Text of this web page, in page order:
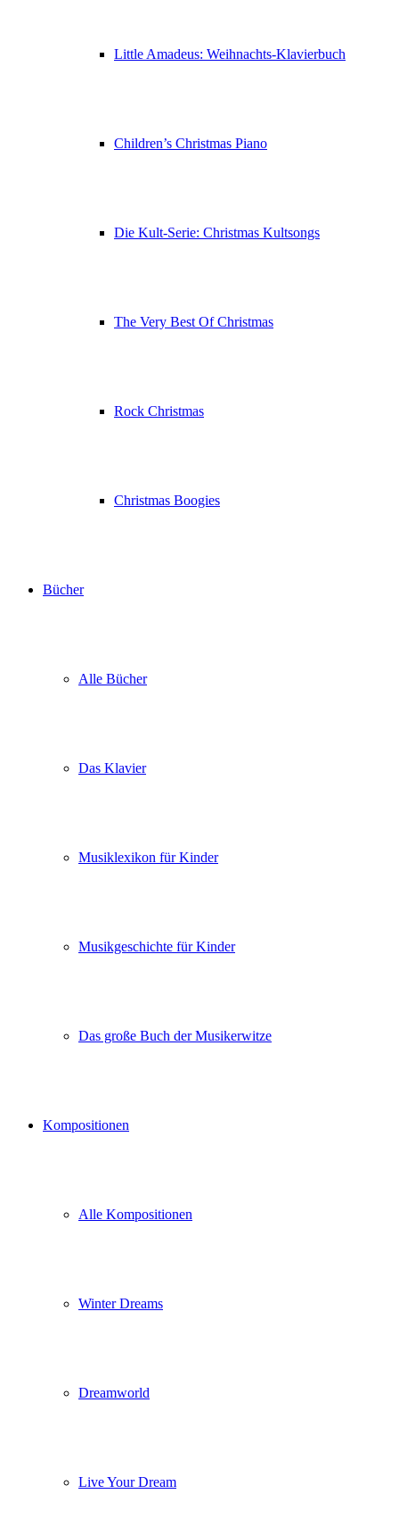
Little Amadeus: Weihnachts-Klavierbuch
Children’s Christmas Piano
Die Kult-Serie: Christmas Kultsongs
The Very Best Of Christmas
Rock Christmas
Christmas Boogies
Bücher
Alle Bücher
Das Klavier
Musiklexikon für Kinder
Musikgeschichte für Kinder
Das große Buch der Musikerwitze
Kompositionen
Alle Kompositionen
Winter Dreams
Dreamworld
Live Your Dream